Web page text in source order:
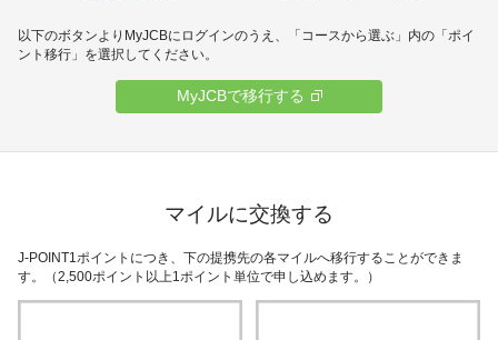
以下のボタンよりMyJCBにログインのうえ、「コースから選ぶ」内の「ポイ
ント移行」を選択してください。
MyJCBで移行する
マイルに交換する
J-POINT1ポイントにつき、下の提携先の各マイルへ移行することができま
す。（2,500ポイント以上1ポイント単位で申し込めます。）